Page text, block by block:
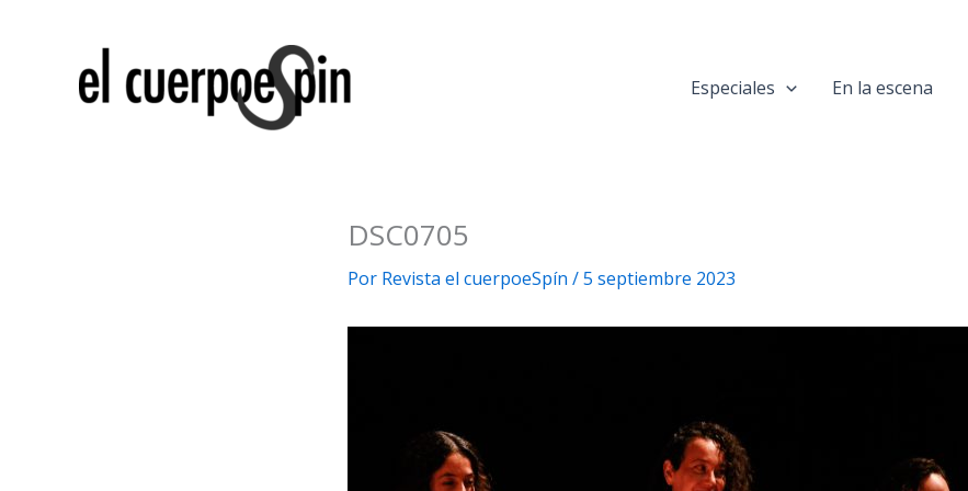
contenido
Especiales En la escena
DSC0705
Por Revista el cuerpoeSpín /5 septiembre 2023